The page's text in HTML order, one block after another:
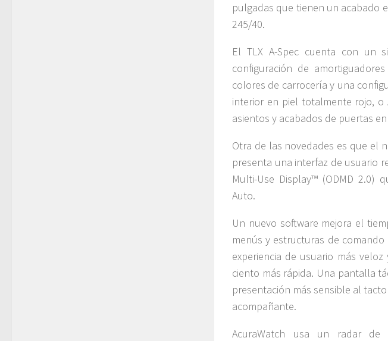
pulgadas que tienen un acabado
245/40.
El TLX A-Spec cuenta con un
configuración de
colores de carrocería y una
interior en piel totalmente rojo, o
asientos y acabados de puertas
Otra de las novedades es que el
presenta una interfaz de usuario
Multi-Use Display™ (ODMD 2.0)
Auto.
Un nuevo software mejora el
menús y estructuras de
experiencia de usuario más
ciento más rápida. Una pantalla
presentación más sensible al
acompañante.
AcuraWatch usa un radar